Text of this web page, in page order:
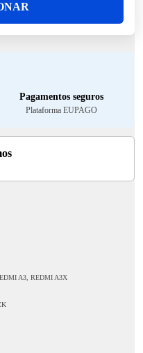
Pagamentos seguros
Plataforma EUPAGO
A3, REDMI A3X